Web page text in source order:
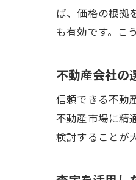
ば、価格の根拠
も有効です。こ
不動産会社の
信頼できる不動
不動産市場に精
検討することが